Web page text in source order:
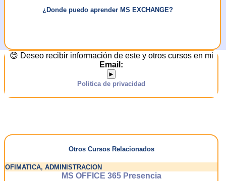
¿Donde puedo aprender MS EXCHANGE?
😊 Deseo recibir información de este y otros cursos en mi
Email:
►
Politica de privacidad
Otros Cursos Relacionados
OFIMATICA, ADMINISTRACION
MS OFFICE 365 Presencia